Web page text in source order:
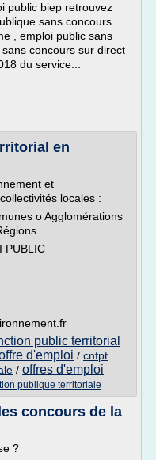
public biep retrouvez
sans concours
, emploi public sans
concours sur direct
du service...
en
et
locales :
o Agglomérations
PUBLIC
public territorial
d'emploi / cnfpt
/ offres d'emploi
publique territoriale
concours de la
?